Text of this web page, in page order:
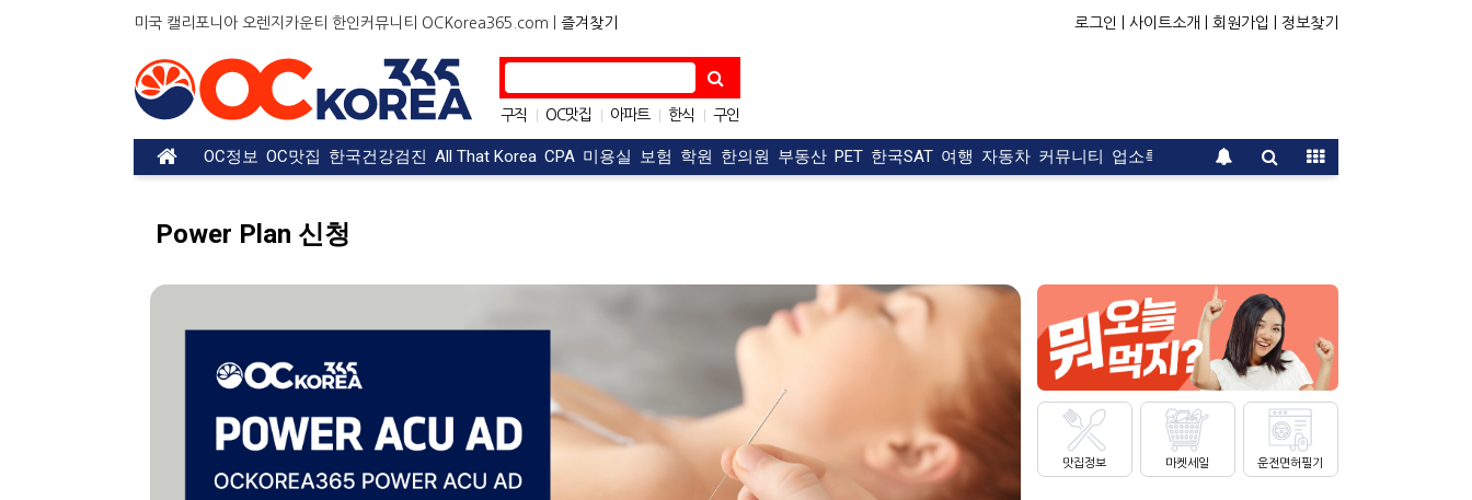
미국 캘리포니아 오렌지카운티 한인커뮤니티 OCKorea365.com | 즐겨찾기 로그인 | 사이트소개 | 회원가입 | 정보찾기
구직 OC맛집 아파트 한식 구인
| 자동차
OC정보 OC맛집 한국건강검진 All That Korea CPA 미용실 보험 학원 한의원 부동산 PET 한국SAT 여행 자동차 커뮤니티 업소록 운전면허 문의 광고
Power Plan 신청
맛집정보 마켓세일 운전면허필기